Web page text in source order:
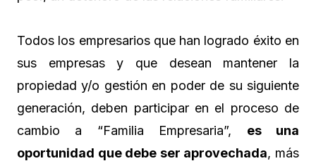
Todos los empresarios que han logrado éxito en
sus empresas y que desean mantener la
propiedad y/o gestión en poder de su siguiente
generación, deben participar en el proceso de
cambio a “Familia Empresaria”, es una
oportunidad que debe ser aprovechada, más